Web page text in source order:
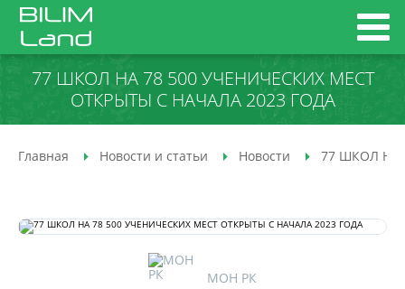
77 ШКОЛ НА 78 500 УЧЕНИЧЕСКИХ МЕСТ
ОТКРЫТЫ С НАЧАЛА 2023 ГОДА
Главная Новости и статьи Новости 77 ШКОЛ НА
МОН РК